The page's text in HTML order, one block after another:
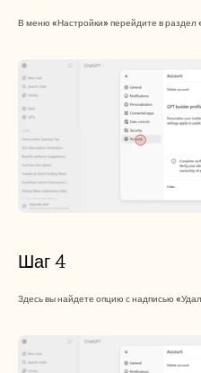
В меню «Настройки» перейдите в раздел
Шаг 4
Здесь вы найдете опцию с надписью